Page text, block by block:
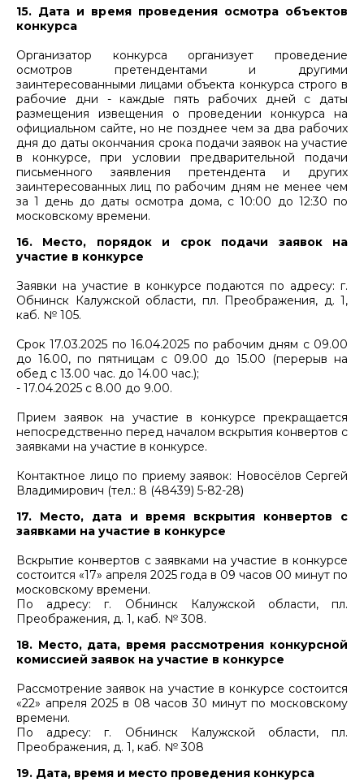
15. Дата и время проведения осмотра объектов
конкурса
Организатор конкурса организует проведение
осмотров претендентами и другими
заинтересованными лицами объекта конкурса строго в
рабочие дни - каждые пять рабочих дней с даты
размещения извещения о проведении конкурса на
официальном сайте, но не позднее чем за два рабочих
дня до даты окончания срока подачи заявок на участие
в конкурсе, при условии предварительной подачи
письменного заявления претендента и других
заинтересованных лиц по рабочим дням не менее чем
за 1 день до даты осмотра дома, с 10:00 до 12:30 по
московскому времени.
16. Место, порядок и срок подачи заявок на
участие в конкурсе
Заявки на участие в конкурсе подаются по адресу: г.
Обнинск Калужской области, пл. Преображения, д. 1,
каб. № 105.
Срок 17.03.2025 по 16.04.2025 по рабочим дням с 09.00
до 16.00, по пятницам с 09.00 до 15.00 (перерыв на
обед с 13.00 час. до 14.00 час.);
- 17.04.2025 с 8.00 до 9.00.
Прием заявок на участие в конкурсе прекращается
непосредственно перед началом вскрытия конвертов с
заявками на участие в конкурсе.
Контактное лицо по приему заявок: Новосёлов Сергей
Владимирович (тел.: 8 (48439) 5-82-28)
17. Место, дата и время вскрытия конвертов с
заявками на участие в конкурсе
Вскрытие конвертов с заявками на участие в конкурсе
состоится «17» апреля 2025 года в 09 часов 00 минут по
московскому времени.
По адресу: г. Обнинск Калужской области, пл.
Преображения, д. 1, каб. № 308.
18. Место, дата, время рассмотрения конкурсной
комиссией заявок на участие в конкурсе
Рассмотрение заявок на участие в конкурсе состоится
«22» апреля 2025 в 08 часов 30 минут по московскому
времени.
По адресу: г. Обнинск Калужской области, пл.
Преображения, д. 1, каб. № 308
19. Дата, время и место проведения конкурса